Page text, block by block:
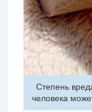
Степень
человека